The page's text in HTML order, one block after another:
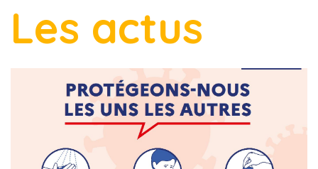
Les actus